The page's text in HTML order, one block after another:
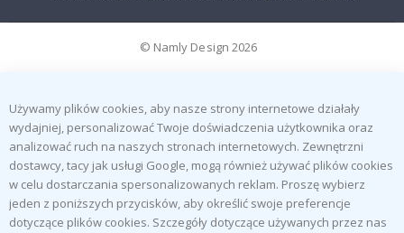
© Namly Design 2026
Używamy plików cookies, aby nasze strony internetowe działały
wydajniej, personalizować Twoje doświadczenia użytkownika oraz
analizować ruch na naszych stronach internetowych. Zewnętrzni
dostawcy, tacy jak usługi Google, mogą również używać plików cookies
w celu dostarczania spersonalizowanych reklam. Proszę wybierz
jeden z poniższych przycisków, aby określić swoje preferencje
dotyczące plików cookies. Szczegóły dotyczące używanych przez nas